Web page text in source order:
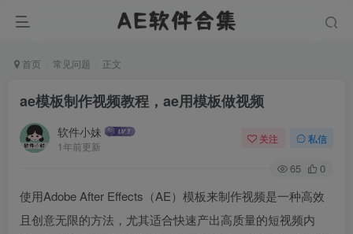
首页 常见问题 正文
ae模板制作视频教程，ae用模板做视频
软件小妹
1年前更新
关注 私信
65 0
使用Adobe After Effects（AE）模板来制作视频是一种高效
且创意无限的方法，尤其适合快速产出高质量的短视频内